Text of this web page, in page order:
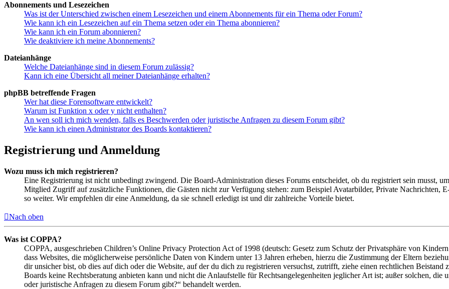
Abonnements und Lesezeichen
Was ist der Unterschied zwischen einem Lesezeichen und einem Abonnements für ein Thema oder Forum?
Wie kann ich ein Lesezeichen auf ein Thema setzen oder ein Thema abonnieren?
Wie kann ich ein Forum abonnieren?
Wie deaktiviere ich meine Abonnements?
Dateianhänge
Welche Dateianhänge sind in diesem Forum zulässig?
Kann ich eine Übersicht all meiner Dateianhänge erhalten?
phpBB betreffende Fragen
Wer hat diese Forensoftware entwickelt?
Warum ist Funktion x oder y nicht enthalten?
An wen soll ich mich wenden, falls es Beschwerden oder juristische Anfragen zu diesem Forum gibt?
Wie kann ich einen Administrator des Boards kontaktieren?
Registrierung und Anmeldung
Wozu muss ich mich registrieren?
Eine Registrierung ist nicht unbedingt zwingend. Die Board-Administration dieses Forums entscheidet, ob du registriert sein musst,
Mitglied Zugriff auf zusätzliche Funktionen, die Gästen nicht zur Verfügung stehen: zum Beispiel Avatarbilder, Private Nachrichten,
so weiter. Wir empfehlen dir eine Anmeldung, da sie schnell erledigt ist und dir zahlreiche Vorteile bietet.
Nach oben
Was ist COPPA?
COPPA, ausgeschrieben Children’s Online Privacy Protection Act of 1998 (deutsch: Gesetz zum Schutz der Privatsphäre von
dass Websites, die möglicherweise persönliche Daten von Kindern unter 13 Jahren erheben, hierzu die Zustimmung der Eltern
dir unsicher bist, ob dies auf dich oder die Website, auf der du dich zu registrieren versuchst, zutrifft, ziehe einen rechtlichen
Boards keine Rechtsberatung anbieten kann und nicht die Anlaufstelle für Rechtsangelegenheiten jeglicher Art ist; außer solchen,
oder juristische Anfragen zu diesem Forum gibt?“ behandelt werden.